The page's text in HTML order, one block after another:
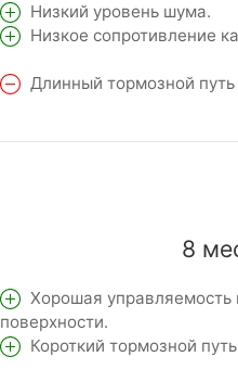
Низкий уровень шума.
Низкое сопротивление
Длинный тормозной путь
8
Хорошая управляемость
поверхности.
Короткий тормозной